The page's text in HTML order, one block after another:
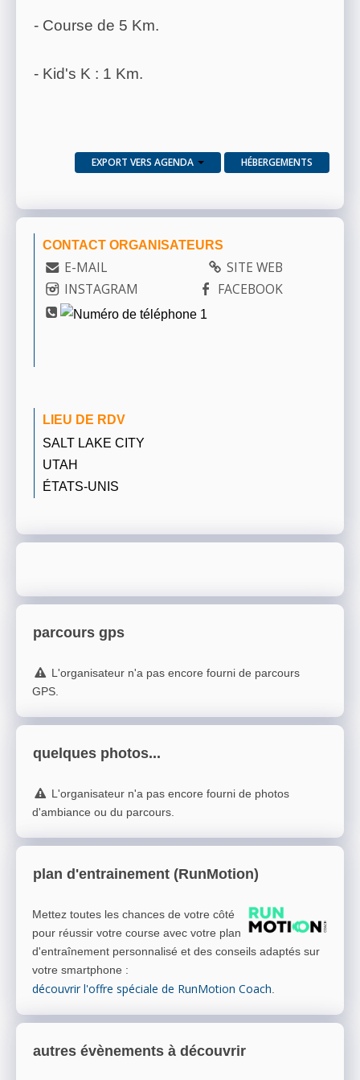
- Course de 5 Km.
- Kid's K : 1 Km.
EXPORT VERS AGENDA HÉBERGEMENTS
CONTACT ORGANISATEURS
E-MAIL
SITE WEB
INSTAGRAM
FACEBOOK
LIEU DE RDV
SALT LAKE CITY
UTAH
ÉTATS-UNIS
parcours gps
L'organisateur n'a pas encore fourni de parcours
GPS.
quelques photos...
L'organisateur n'a pas encore fourni de photos
d'ambiance ou du parcours.
plan d'entrainement (RunMotion)
Mettez toutes les chances de votre côté
pour réussir votre course avec votre plan
d'entraînement personnalisé et des conseils adaptés sur
votre smartphone :
découvrir l'offre spéciale de RunMotion Coach
autres évènements à découvrir